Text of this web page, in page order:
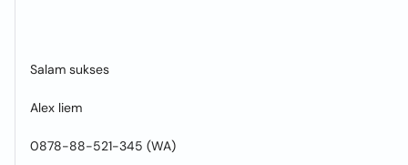
Salam sukses
Alex liem
0878-88-521-345 (WA)